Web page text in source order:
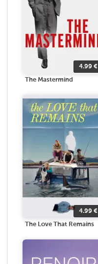
4.99 €
The Mastermind
4.99 €
The Love That Remains